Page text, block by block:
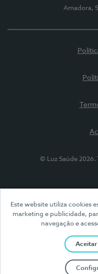
Este website utiliza cookies
marketing e publicidade,
navegação e
Aceitar
Amadora,
© Luz Saúde 2026.